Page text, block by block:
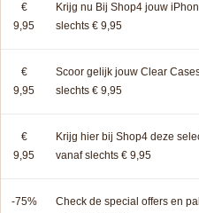
€
9,95
Krijg nu Bij Shop4 jouw
slechts € 9,95
€
9,95
Scoor gelijk jouw Clear
slechts € 9,95
€
9,95
Krijg hier bij Shop4 deze
vanaf slechts € 9,95
-75%
Check de special offers en